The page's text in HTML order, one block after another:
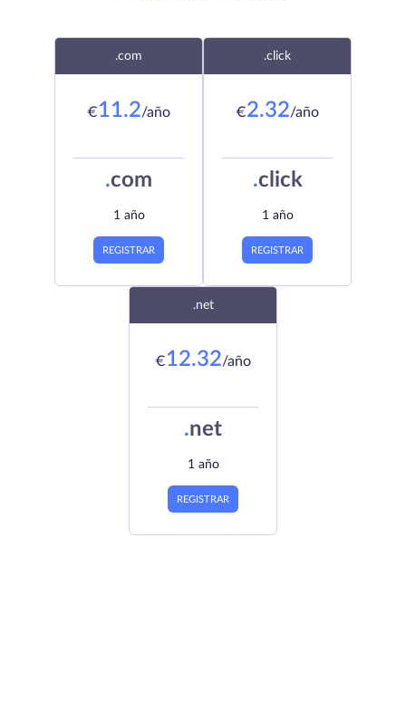
.com
€11.2/año
.com
1 año
REGISTRAR
.click
€2.32/año
.click
1 año
REGISTRAR
.net
€12.32/año
.net
1 año
REGISTRAR